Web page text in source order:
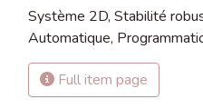
Système 2D, Stabilité
Automatique,
Full item page